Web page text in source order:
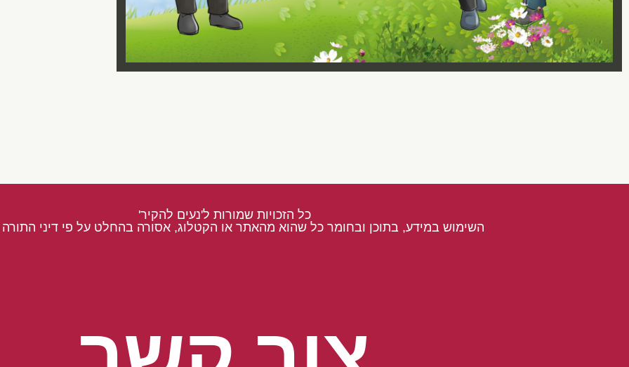
כל הזכויות שמורות ל'נעים להקיר'
השימוש במידע, בתוכן ובחומר כל שהוא מהאתר או הקטלוג, אסורה בהחלט על פי דיני התורה